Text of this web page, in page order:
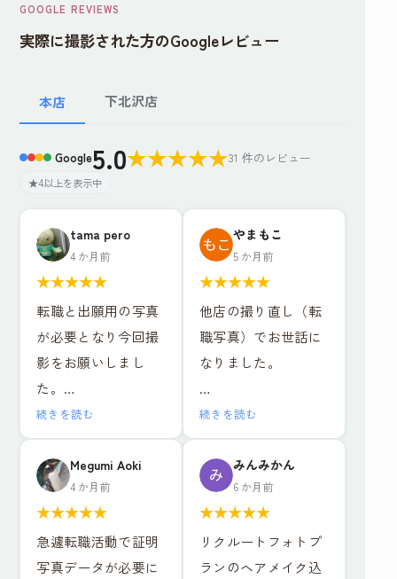
GOOGLE REVIEWS
実際に撮影された方のGoogleレビュー
本店 下北沢店
Google5.0★★★★★31 件のレビュー
★4以上を表示中
tama pero
4 か月前
★★★★★
転職と出願用の写真
が必要となり今回撮
影をお願いしまし
た。
年齢的にも写真写り
が非常に気になるた
め、お店の比較検討
を慎重に調べ、値段
やサービスそれぞれ
特徴がある中で、こ
ちらのお店でお世話
続きを読む
やまもこ
5 か月前
★★★★★
他店の撮り直し（転
職写真）でお世話に
なりました。
リクルートフォトプ
ラン＋ヘアメイク付
き
レタッチ強度別・背
景3種類のデータと写
真6枚で15,979円（税
込）
続きを読む
Megumi Aoki
4 か月前
★★★★★
急遽転職活動で証明
写真データが必要に
みんみかん
6 か月前
★★★★★
リクルートフォトプ
ランのヘアメイク込